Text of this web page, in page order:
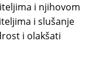
i njihovom
i slušanje
i olakšati